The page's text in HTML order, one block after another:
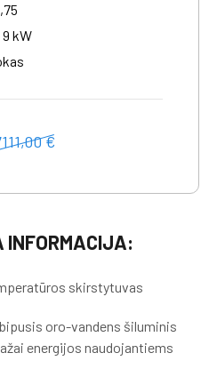
kW
€
INFORMACIJA:
skirstytuvas
oro-vandens šiluminis
energijos naudojantiems